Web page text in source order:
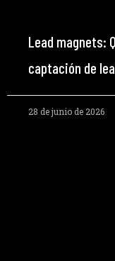
Lead magnets:
captación de
28 de junio de 2026